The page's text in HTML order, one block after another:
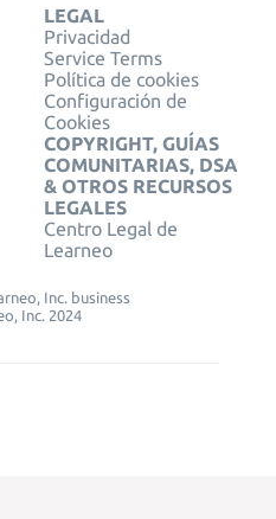
LEGAL
Privacidad
Service Terms
Política de cookies
Configuración de
Cookies
COPYRIGHT, GUÍAS
COMUNITARIAS, DSA
& OTROS RECURSOS
LEGALES
Centro Legal de
Learneo
Inc. business
Inc. 2024